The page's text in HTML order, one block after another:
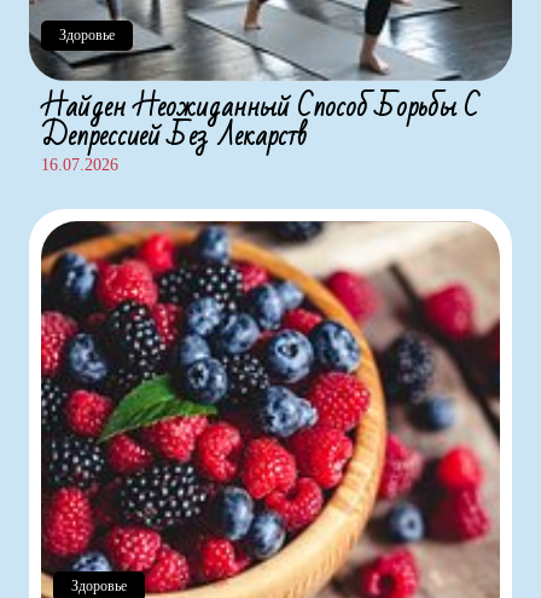
Здоровье
Найден Неожиданный Способ Борьбы С
Депрессией Без Лекарств
16.07.2026
Здоровье